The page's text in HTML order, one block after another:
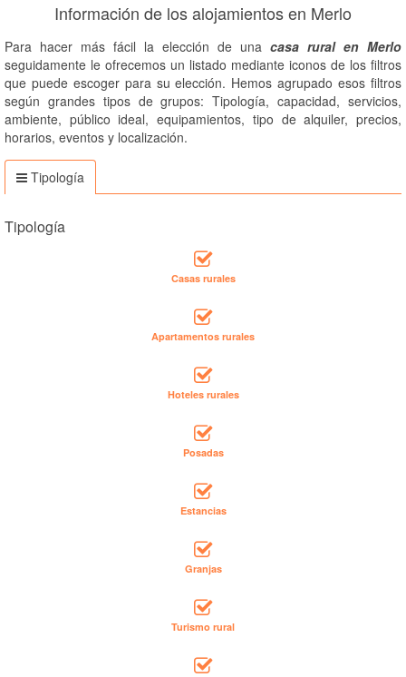
Información de los alojamientos en Merlo
Para hacer más fácil la elección de una casa rural en Merlo
seguidamente le ofrecemos un listado mediante iconos de los filtros
que puede escoger para su elección. Hemos agrupado esos filtros
según grandes tipos de grupos: Tipología, capacidad, servicios,
ambiente, público ideal, equipamientos, tipo de alquiler, precios,
horarios, eventos y localización.
Tipología
Tipología
Casas rurales
Apartamentos rurales
Hoteles rurales
Posadas
Estancias
Granjas
Turismo rural